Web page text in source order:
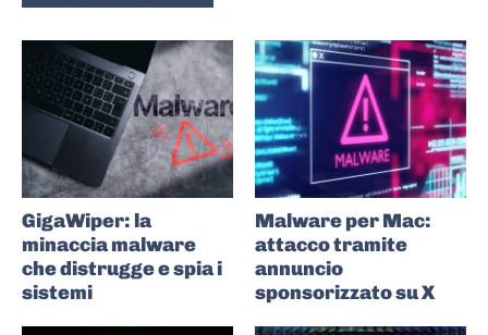
GigaWiper: la
minaccia malware
che distrugge e spia i
sistemi
Malware per Mac:
attacco tramite
annuncio
sponsorizzato su X